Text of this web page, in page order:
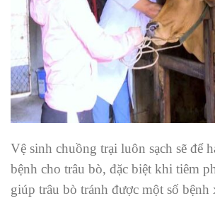
Vệ sinh chuồng trại luôn sạch sẽ để
bệnh cho trâu bò, đặc biệt khi tiêm
giúp trâu bò tránh được một số